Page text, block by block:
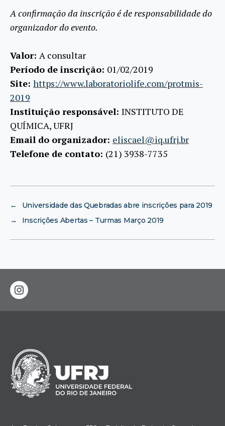
A confirmação da inscrição é de responsabilidade do
organizador do evento.
Valor: A consultar
Período de inscrição: 01/02/2019
Site: https://www.laboratoriolife.com/protmis-
2019
Instituição responsável: INSTITUTO DE
QUÍMICA, UFRJ
Email do organizador: eliscael@iq.ufrj.br
Telefone de contato: (21) 3938-7735
←
Universidade das Quebradas abre inscrições para 2019
→
Inscrições Abertas – Turmas Março 2019
instagram